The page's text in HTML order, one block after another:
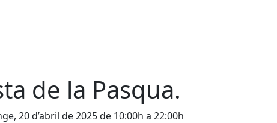
de la Pasqua.
20 d’abril de 2025 de 10:00h a 22:00h